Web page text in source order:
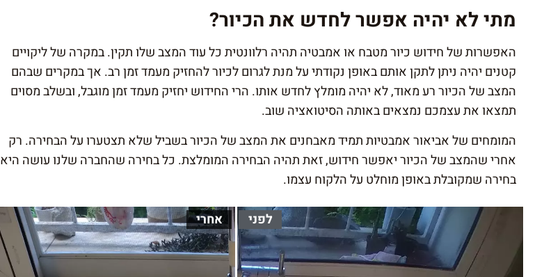
מתי לא יהיה אפשר לחדש את הכיור?
האפשרות של חידוש כיור מטבח או אמבטיה תהיה רלוונטית כל עוד המצב שלו תקין. במקרה של ליקויים
קטנים יהיה ניתן לתקן אותם באופן נקודתי על מנת לגרום לכיור להחזיק מעמד זמן רב. אך במקרים שבהם
המצב של הכיור רע מאוד, לא יהיה מומלץ לחדש אותו. הרי החידוש יחזיק מעמד זמן מוגבל, ובשלב מסוים
תמצאו את עצמכם נמצאים באותה הסיטואציה שוב.
המומחים של אביאור אמבטיות תמיד מאבחנים את המצב של הכיור בשביל שלא תצטערו על הבחירה. רק
אחרי שהמצב של הכיור יאפשר חידוש, זאת תהיה הבחירה המומלצת. כל בחירה שהחברה שלנו עושה היא
בחירה שמקובלת באופן מוחלט על הלקוח עצמו.
אחרי לפני